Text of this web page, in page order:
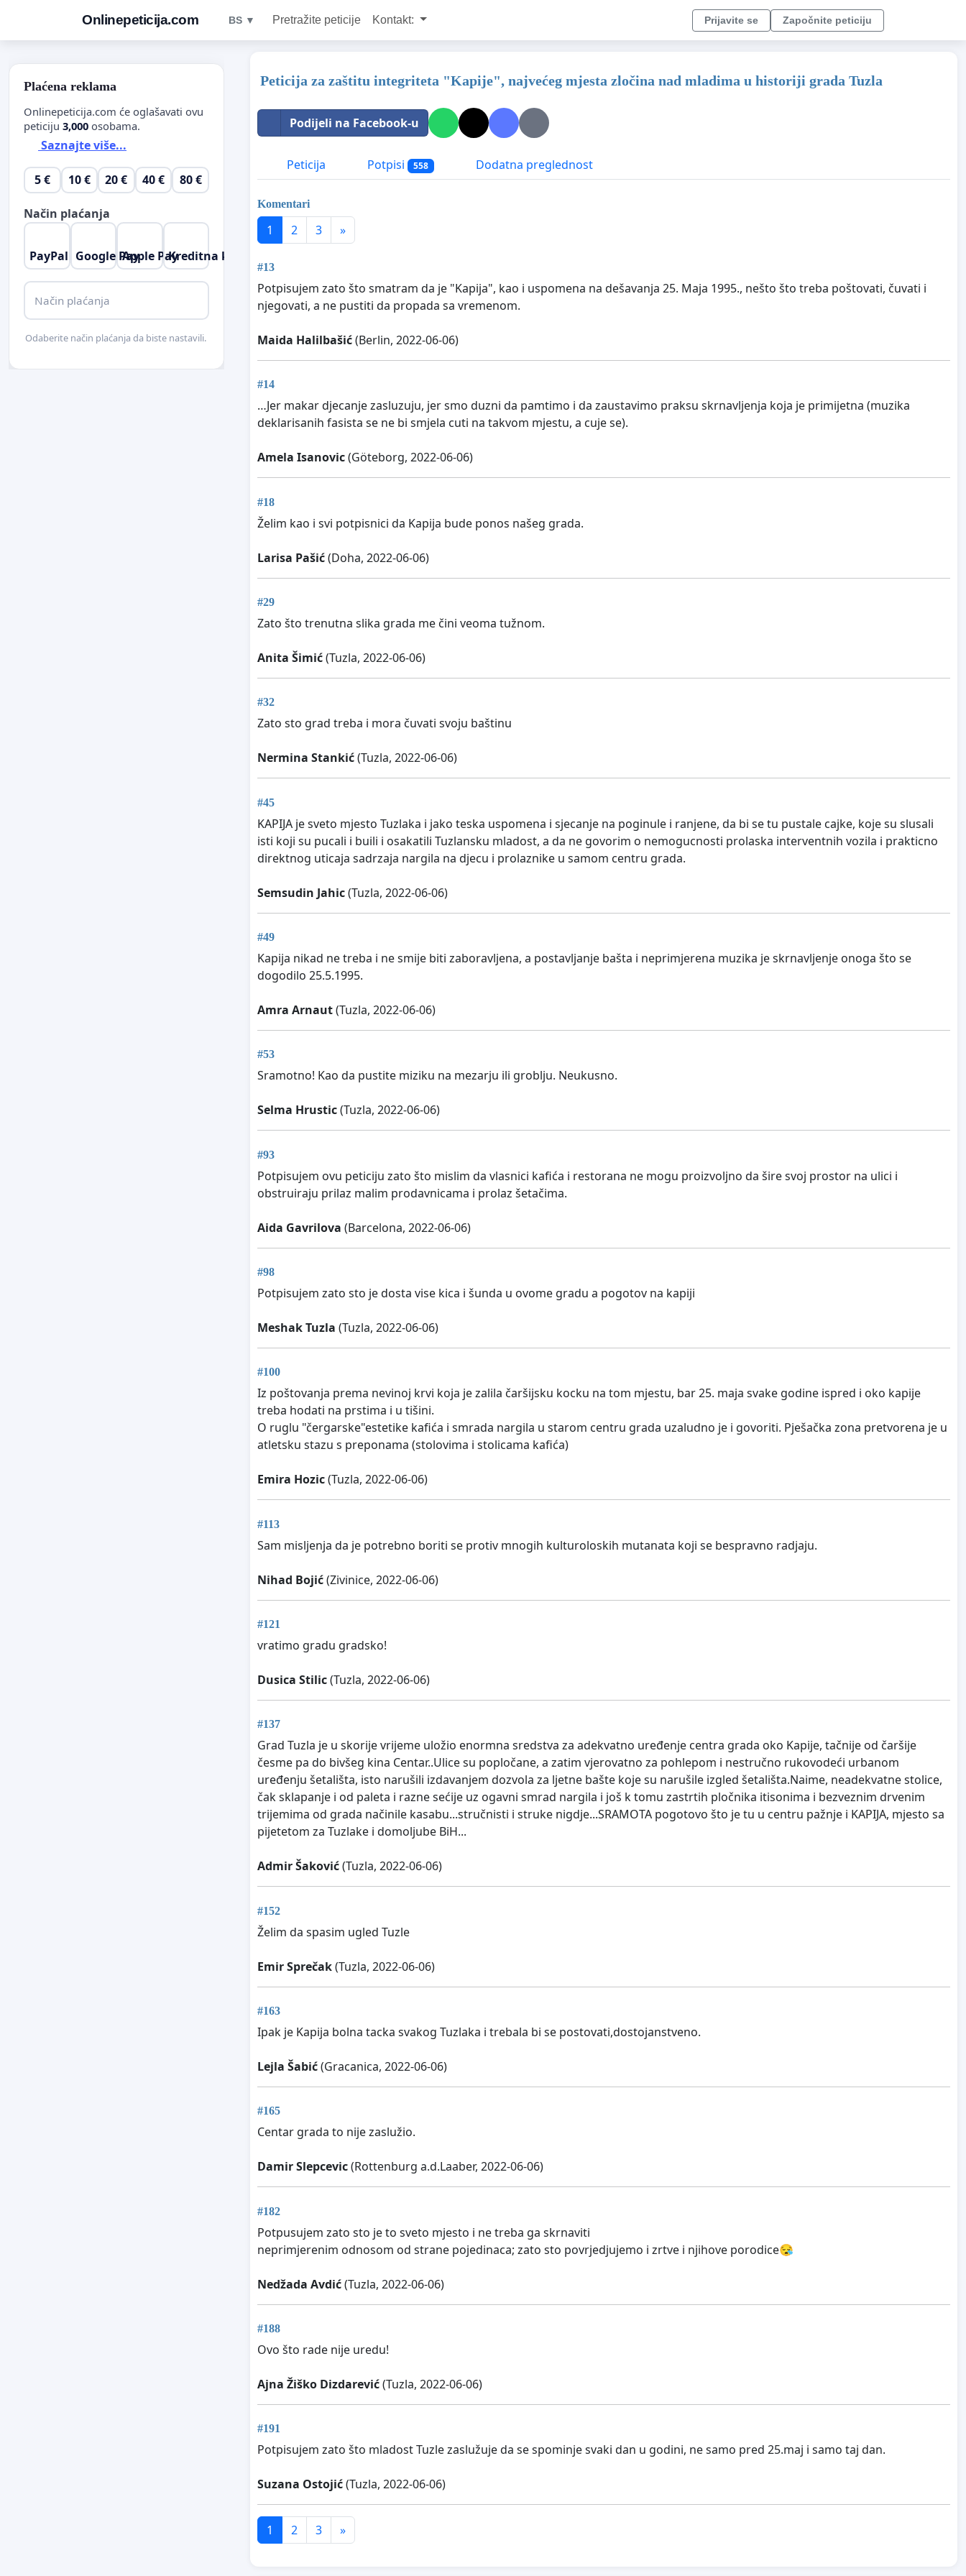
Onlinepeticija.com BS ▼ Pretražite peticije Kontakt: Prijavite se Započnite peticiju
Peticija za zaštitu integriteta "Kapije", najvećeg mjesta zločina nad mladima u historiji grada Tuzla
Podijeli na Facebook-u
Peticija Potpisi 558 Dodatna preglednost
Komentari
1 2 3 »
#13
Potpisujem zato što smatram da je "Kapija", kao i uspomena na dešavanja 25. Maja 1995., nešto što treba poštovati, čuvati i
njegovati, a ne pustiti da propada sa vremenom.
Maida Halilbašić(Berlin, 2022-06-06)
#14
…Jer makar djecanje zasluzuju, jer smo duzni da pamtimo i da zaustavimo praksu skrnavljenja koja je primijetna (muzika
deklarisanih fasista se ne bi smjela cuti na takvom mjestu, a cuje se).
Amela Isanovic(Göteborg, 2022-06-06)
#18
Želim kao i svi potpisnici da Kapija bude ponos našeg grada.
Larisa Pašić(Doha, 2022-06-06)
#29
Zato što trenutna slika grada me čini veoma tužnom.
Anita Šimić(Tuzla, 2022-06-06)
#32
Zato sto grad treba i mora čuvati svoju baštinu
Nermina Stankić(Tuzla, 2022-06-06)
#45
KAPIJA je sveto mjesto Tuzlaka i jako teska uspomena i sjecanje na poginule i ranjene, da bi se tu pustale cajke, koje su slusali
isti koji su pucali i buili i osakatili Tuzlansku mladost, a da ne govorim o nemogucnosti prolaska interventnih vozila i prakticno
direktnog uticaja sadrzaja nargila na djecu i prolaznike u samom centru grada.
Semsudin Jahic(Tuzla, 2022-06-06)
#49
Kapija nikad ne treba i ne smije biti zaboravljena, a postavljanje bašta i neprimjerena muzika je skrnavljenje onoga što se
dogodilo 25.5.1995.
Amra Arnaut(Tuzla, 2022-06-06)
#53
Sramotno! Kao da pustite miziku na mezarju ili groblju. Neukusno.
Selma Hrustic(Tuzla, 2022-06-06)
#93
Potpisujem ovu peticiju zato što mislim da vlasnici kafića i restorana ne mogu proizvoljno da šire svoj prostor na ulici i
obstruiraju prilaz malim prodavnicama i prolaz šetačima.
Aida Gavrilova (Barcelona, 2022-06-06)
#98
Potpisujem zato sto je dosta vise kica i šunda u ovome gradu a pogotov na kapiji
Meshak Tuzla (Tuzla, 2022-06-06)
#100
Iz poštovanja prema nevinoj krvi koja je zalila čaršijsku kocku na tom mjestu, bar 25. maja svake godine ispred i oko kapije
treba hodati na prstima i u tišini.
O ruglu "čergarske"estetike kafića i smrada nargila u starom centru grada uzaludno je i govoriti. Pješačka zona pretvorena je u
atletsku stazu s preponama (stolovima i stolicama kafića)
Emira Hozic(Tuzla, 2022-06-06)
#113
Sam misljenja da je potrebno boriti se protiv mnogih kulturoloskih mutanata koji se bespravno radjaju.
Nihad Bojić(Zivinice, 2022-06-06)
#121
vratimo gradu gradsko!
Dusica Stilic(Tuzla, 2022-06-06)
#137
Grad Tuzla je u skorije vrijeme uložio enormna sredstva za adekvatno uređenje centra grada oko Kapije, tačnije od čaršije
česme pa do bivšeg kina Centar..Ulice su popločane, a zatim vjerovatno za pohlepom i nestručno rukovodeći urbanom
uređenju šetališta, isto narušili izdavanjem dozvola za ljetne bašte koje su narušile izgled šetališta.Naime, neadekvatne stolice,
čak sklapanje i od paleta i razne sećije uz ogavni smrad nargila i još k tomu zastrtih pločnika itisonima i bezveznim drvenim
trijemima od grada načinile kasabu...stručnisti i struke nigdje...SRAMOTA pogotovo što je tu u centru pažnje i KAPIJA, mjesto sa
pijetetom za Tuzlake i domoljube BiH...
Admir Šaković(Tuzla, 2022-06-06)
#152
Želim da spasim ugled Tuzle
Emir Sprečak(Tuzla, 2022-06-06)
#163
Ipak je Kapija bolna tacka svakog Tuzlaka i trebala bi se postovati,dostojanstveno.
Lejla Šabić(Gracanica, 2022-06-06)
#165
Centar grada to nije zaslužio.
Damir Slepcevic(Rottenburg a.d.Laaber, 2022-06-06)
#182
Potpusujem zato sto je to sveto mjesto i ne treba ga skrnaviti
neprimjerenim odnosom od strane pojedinaca; zato sto povrjedjujemo i zrtve i njihove porodice😪
Nedžada Avdić(Tuzla, 2022-06-06)
#188
Ovo što rade nije uredu!
Ajna Žiško Dizdarević(Tuzla, 2022-06-06)
#191
Potpisujem zato što mladost Tuzle zaslužuje da se spominje svaki dan u godini, ne samo pred 25.maj i samo taj dan.
Suzana Ostojić(Tuzla, 2022-06-06)
1 2 3 »
Plaćena reklama
Onlinepeticija.com će oglašavati ovu
peticiju 3,000 osobama.
Saznajte više...
5 € 10 € 20 € 40 € 80 €
Način plaćanja
PayPal Google PayApple PayKreditna kartica
Način plaćanja
Odaberite način plaćanja da biste nastavili.